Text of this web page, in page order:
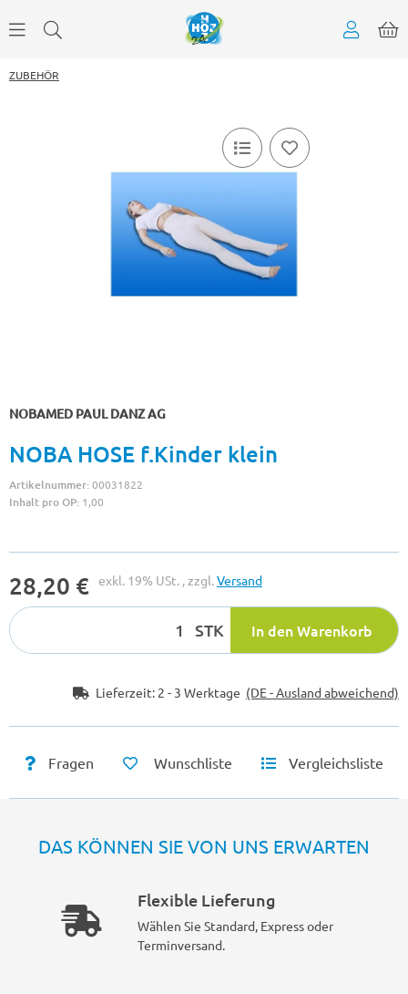
ZUBEHÖR
NOBAMED PAUL DANZ AG
NOBA HOSE f.Kinder klein
Artikelnummer:00031822
Inhalt pro OP: 1,00
28,20 € exkl. 19% USt. , zzgl.Versand
STK In den Warenkorb
Lieferzeit: 2 - 3 Werktage (DE - Ausland abweichend)
Fragen Wunschliste Vergleichsliste
DAS KÖNNEN SIE VON UNS ERWARTEN
Flexible Lieferung
Wählen Sie Standard, Express oder
Terminversand.